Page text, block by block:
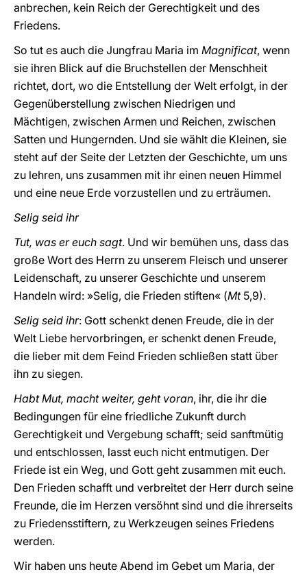
anbrechen, kein Reich der Gerechtigkeit und des
Friedens.
So tut es auch die Jungfrau Maria im Magnificat, wenn
sie ihren Blick auf die Bruchstellen der Menschheit
richtet, dort, wo die Entstellung der Welt erfolgt, in der
Gegenüberstellung zwischen Niedrigen und
Mächtigen, zwischen Armen und Reichen, zwischen
Satten und Hungernden. Und sie wählt die Kleinen, sie
steht auf der Seite der Letzten der Geschichte, um uns
zu lehren, uns zusammen mit ihr einen neuen Himmel
und eine neue Erde vorzustellen und zu erträumen.
Selig seid ihr
Tut, was er euch sagt. Und wir bemühen uns, dass das
große Wort des Herrn zu unserem Fleisch und unserer
Leidenschaft, zu unserer Geschichte und unserem
Handeln wird: »Selig, die Frieden stiften« (Mt5,9).
Selig seid ihr: Gott schenkt denen Freude, die in der
Welt Liebe hervorbringen, er schenkt denen Freude,
die lieber mit dem Feind Frieden schließen statt über
ihn zu siegen.
Habt Mut, macht weiter, geht voran, ihr, die ihr die
Bedingungen für eine friedliche Zukunft durch
Gerechtigkeit und Vergebung schafft; seid sanftmütig
und entschlossen, lasst euch nicht entmutigen. Der
Friede ist ein Weg, und Gott geht zusammen mit euch.
Den Frieden schafft und verbreitet der Herr durch seine
Freunde, die im Herzen versöhnt sind und die ihrerseits
zu Friedensstiftern, zu Werkzeugen seines Friedens
werden.
Wir haben uns heute Abend im Gebet um Maria, der